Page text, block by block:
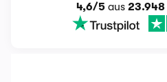
4,6/5 aus 23.948